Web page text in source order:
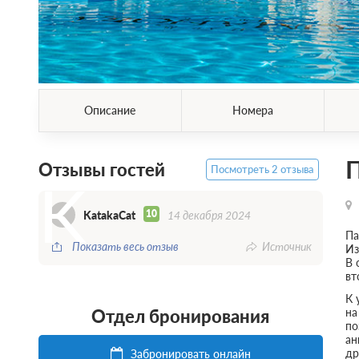
Описание Номера
Отзывы гостей Посмотреть 2 отзыва
KKatakaCat 10 14 декабря 2024
Показать весь отзыв Источник
Отдел бронирования
Забронировать онлайн
В
К